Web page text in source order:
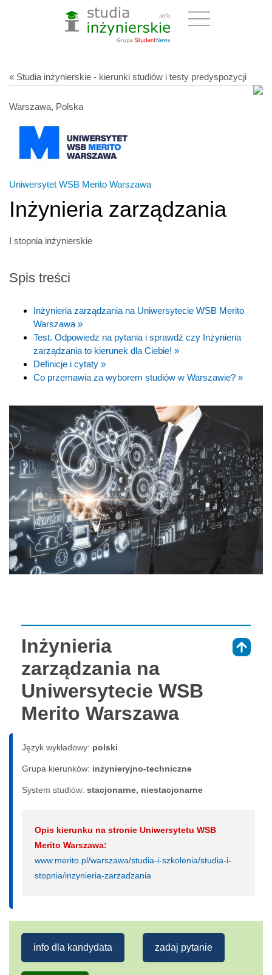
« Studia inżynierskie - kierunki studiów i testy predyspozycji
Warszawa, Polska
Uniwersytet WSB Merito Warszawa
Inżynieria zarządzania
I stopnia inżynierskie
Spis treści
Inżynieria zarządzania na Uniwersytecie WSB Merito
Warszawa »
Test. Odpowiedz na pytania i sprawdź czy Inżynieria
zarządzania to kierunek dla Ciebie! »
Definicje i cytaty »
Co przemawia za wyborem studiów w Warszawie? »
Inżynieria
zarządzania na
Uniwersytecie WSB
Merito Warszawa
Język wykładowy: polski
Grupa kierunków: inżynieryjno-techniczne
System studiów: sta­cjo­nar­ne, nie­sta­cjo­nar­ne
Opis kierunku na stronie Uniwersytetu WSB
Merito Warszawa:
www.merito.pl/warszawa/studia-i-szkolenia/studia-i-
stopnia/inzynieria-zarzadzania
info dla kandydata zadaj pytanie